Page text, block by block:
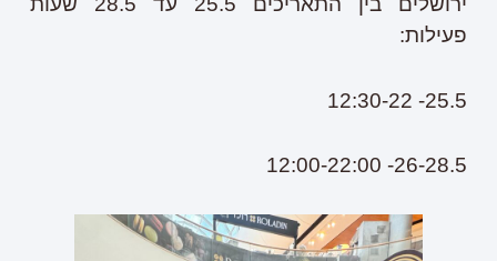
פעילות:
25.5- 12:30-22
26-28.5- 12:00-22:00